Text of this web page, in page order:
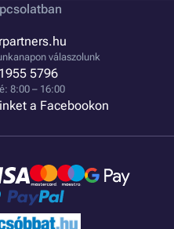
válaszolunk
5796
8:00 – 16:00
a Facebookon